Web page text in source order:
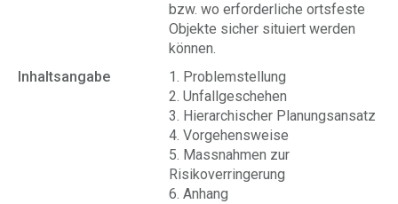
bzw. wo erforderliche ortsfeste
Objekte sicher situiert werden
können.
Inhaltsangabe
1. Problemstellung
2. Unfallgeschehen
3. Hierarchischer Planungsansatz
4. Vorgehensweise
5. Massnahmen zur
Risikoverringerung
6. Anhang